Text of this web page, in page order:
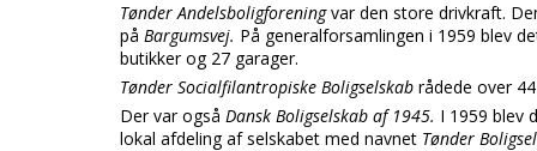
Tønder Andelsboligforeningvar den store drivkraft.
på Bargumsvej. På generalforsamlingen i 1959 blev
butikker og 27 garager.
Tønder Socialfilantropiske Boligselskab rådede over
Der var også Dansk Boligselskab af 1945. I 1959 blev
lokal afdeling af selskabet med navnet Tønder